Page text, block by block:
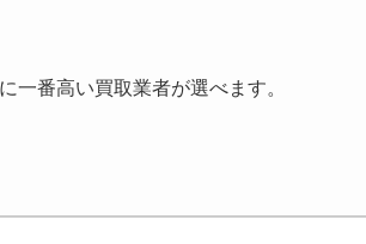
一番高い買取業者が選べます。